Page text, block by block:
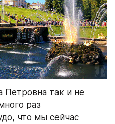
Петровна так и не
раз
что мы сейчас